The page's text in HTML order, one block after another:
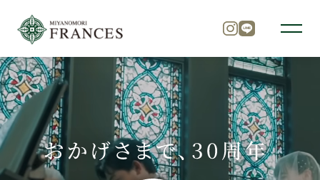
トップ
チャペル